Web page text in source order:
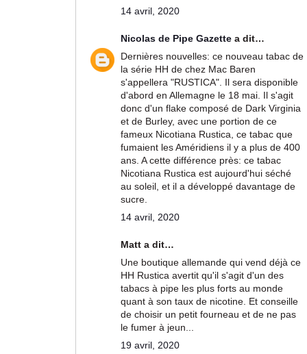
14 avril, 2020
Nicolas de Pipe Gazette a dit…
Dernières nouvelles: ce nouveau tabac de
la série HH de chez Mac Baren
s'appellera "RUSTICA". Il sera disponible
d'abord en Allemagne le 18 mai. Il s'agit
donc d'un flake composé de Dark Virginia
et de Burley, avec une portion de ce
fameux Nicotiana Rustica, ce tabac que
fumaient les Améridiens il y a plus de 400
ans. A cette différence près: ce tabac
Nicotiana Rustica est aujourd'hui séché
au soleil, et il a développé davantage de
sucre.
14 avril, 2020
Matt a dit…
Une boutique allemande qui vend déjà ce
HH Rustica avertit qu'il s'agit d'un des
tabacs à pipe les plus forts au monde
quant à son taux de nicotine. Et conseille
de choisir un petit fourneau et de ne pas
le fumer à jeun...
19 avril, 2020